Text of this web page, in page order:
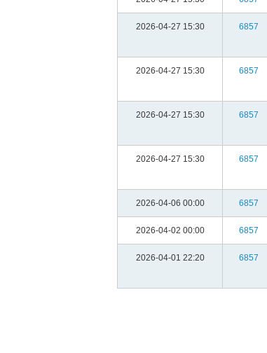
2026-04-27 15:30 6857
2026-04-27 15:30 6857
2026-04-27 15:30 6857
2026-04-27 15:30 6857
2026-04-06 00:00 6857
2026-04-02 00:00 6857
2026-04-01 22:20 6857